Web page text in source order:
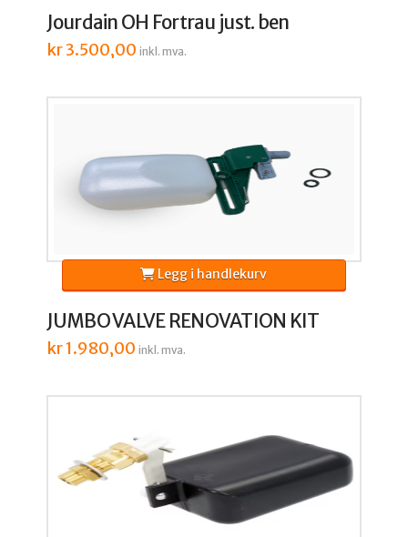
Jourdain OH Fortrau just. ben
kr3.500,00 inkl. mva.
JUMBO VALVE RENOVATION KIT
kr1.980,00 inkl. mva.
Legg i handlekurv